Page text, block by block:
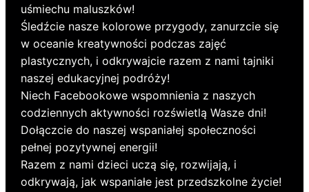
uśmiechu maluszków!
Śledźcie nasze kolorowe przygody, zanurzcie się
w oceanie kreatywności podczas zajęć
plastycznych, i odkrywajcie razem z nami tajniki
naszej edukacyjnej podróży!
Niech Facebookowe wspomnienia z naszych
codziennych aktywności rozświetlą Wasze dni!
Dołączcie do naszej wspaniałej społeczności
pełnej pozytywnej energii!
Razem z nami dzieci uczą się, rozwijają, i
odkrywają, jak wspaniałe jest przedszkolne życie!